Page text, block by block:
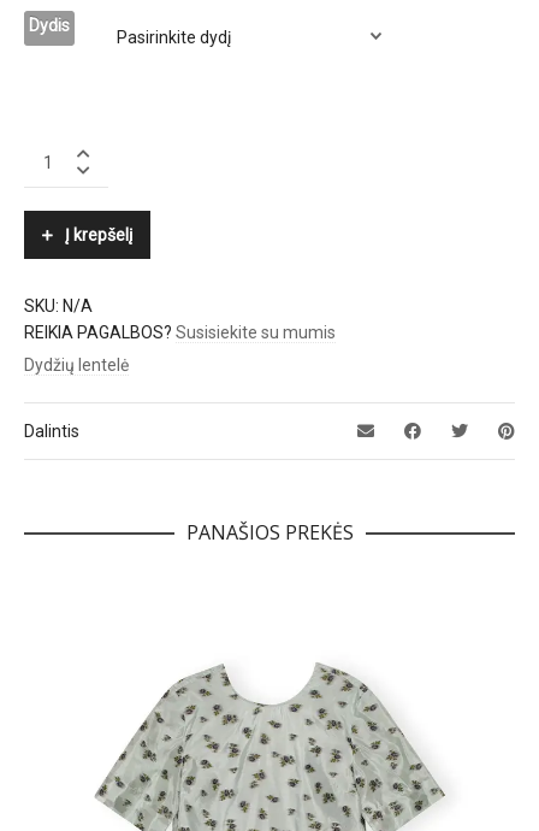
Dydis
quantity
Į krepšelį
SKU: N/A
REIKIA PAGALBOS? Susisiekite su mumis
Dydžių lentelė
Dalintis
PANAŠIOS PREKĖS